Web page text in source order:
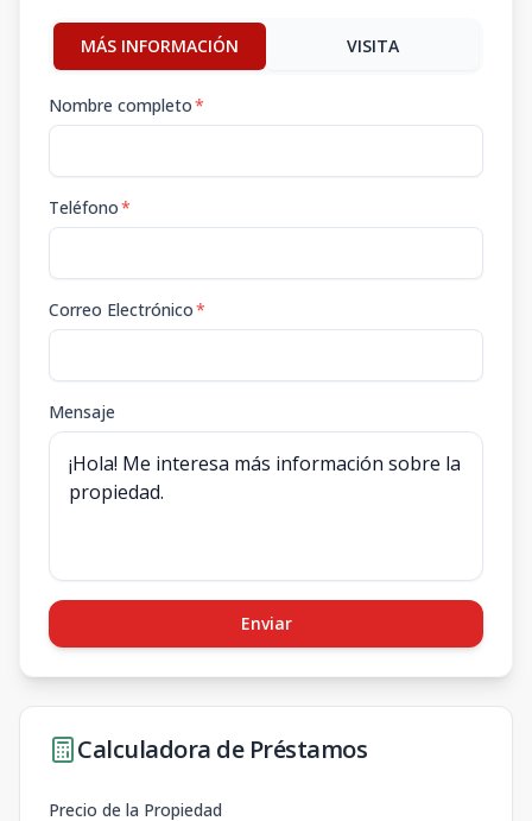
MÁS INFORMACIÓN VISITA
Nombre completo*
Teléfono*
Correo Electrónico*
Mensaje
Enviar
Calculadora de Préstamos
Precio de la Propiedad